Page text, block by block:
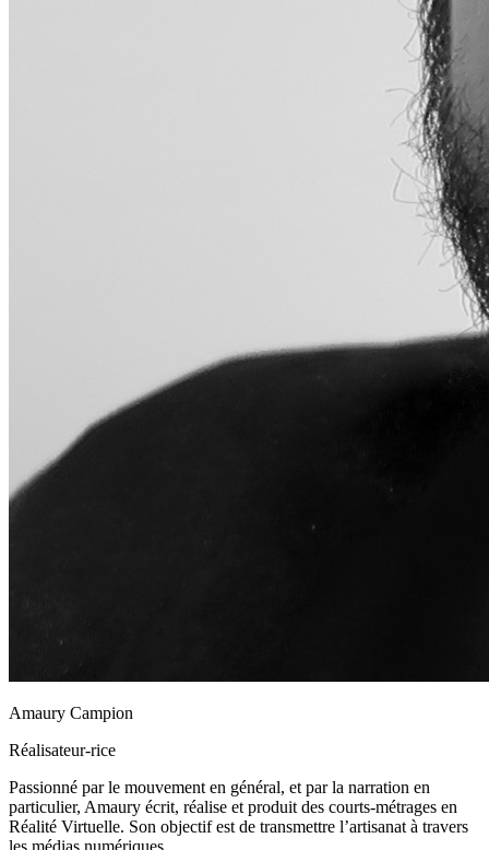
Amaury Campion
Réalisateur-rice
Passionné par le mouvement en général, et par la narration en
particulier, Amaury écrit, réalise et produit des courts-métrages en
Réalité Virtuelle. Son objectif est de transmettre l’artisanat à travers